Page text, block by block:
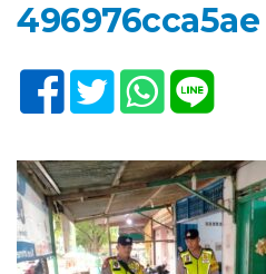
496976cca5ae